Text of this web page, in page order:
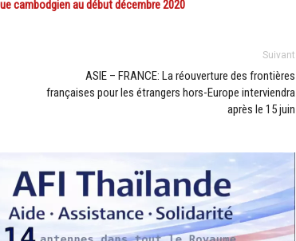
cambodgien au début décembre 2020
Suivant
ASIE – FRANCE: La réouverture des frontières
françaises pour les étrangers hors-Europe interviendra
après le 15 juin